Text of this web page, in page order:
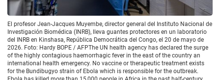
El profesor Jean-Jacques Muyembe, director general del Instituto Nacional de
Investigación Biomédica (INRB), lleva guantes protectores en un laboratorio
del INRB en Kinshasa, República Democrática del Congo, el 20 de mayo de
2026. Foto: Hardy BOPE / AFPThe UN health agency has declared the surge
of the highly contagious haemorrhagic fever in the east of the country an
international health emergency. No vaccine or therapeutic treatment exists
for the Bundibugyo strain of Ebola which is responsible for the outbreak.